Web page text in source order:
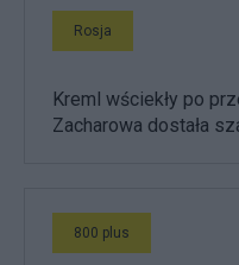
Rosja
Kreml wściekły po
Zacharowa dostała
800 plus